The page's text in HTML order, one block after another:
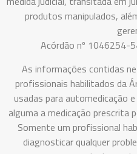
produtos manipulados,
Acórdão nº 1046254-
As informações contidas
profissionais habilitados da
usadas para automedicação
alguma a medicação prescrita
Somente um profissional
diagnosticar qualquer